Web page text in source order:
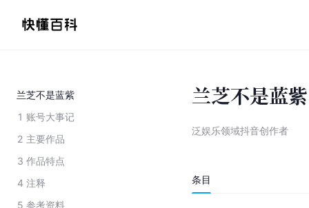
兰芝不是蓝紫
1 账号大事记
2 主要作品
3 作品特点
4 注释
5 参考资料
兰芝不是蓝紫
泛娱乐领域抖音创作者
条目